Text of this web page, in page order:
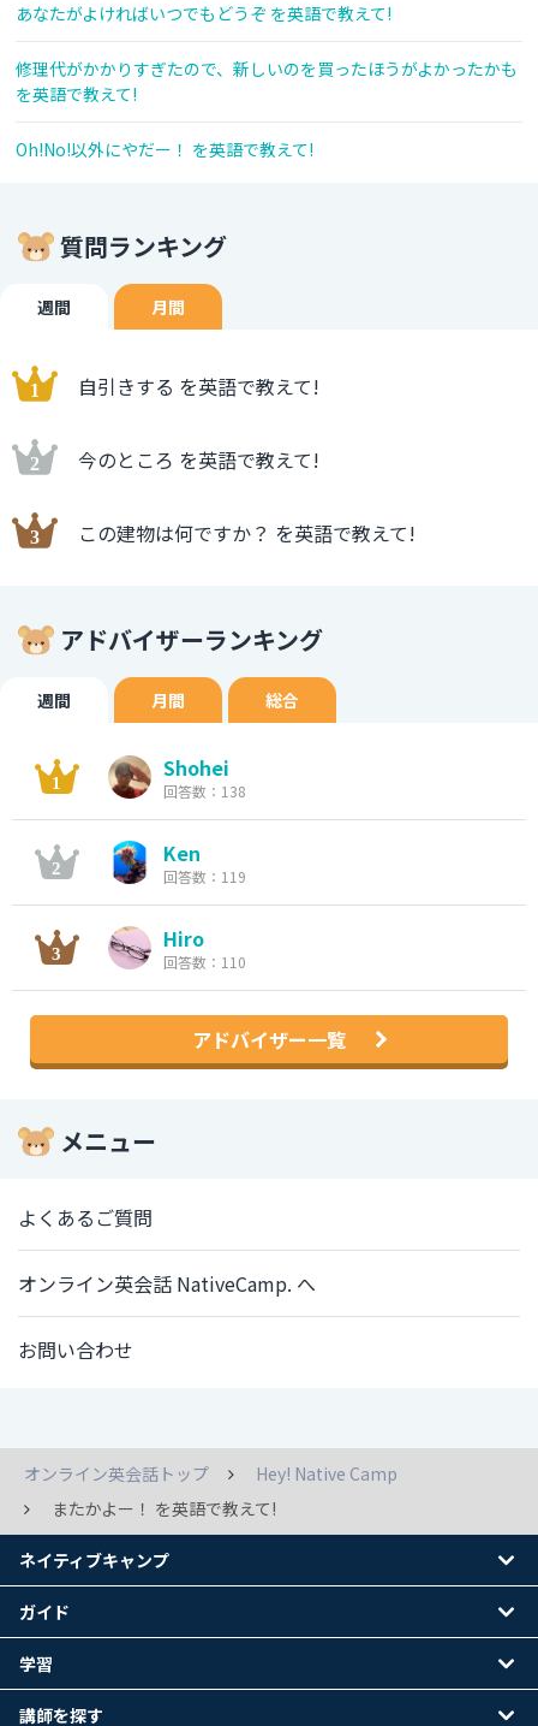
あなたがよければいつでもどうぞ を英語で教えて!
修理代がかかりすぎたので、新しいのを買ったほうがよかったかも
を英語で教えて!
Oh!No!以外にやだー！ を英語で教えて!
質問ランキング
週間 月間
自引きする を英語で教えて!
今のところ を英語で教えて!
この建物は何ですか？ を英語で教えて!
アドバイザーランキング
週間 月間 総合
Shohei
回答数：138
Ken
回答数：119
Hiro
回答数：110
アドバイザー一覧
メニュー
よくあるご質問
オンライン英会話 NativeCamp. へ
お問い合わせ
オンライン英会話トップ
Hey! Native Camp
またかよー！ を英語で教えて!
ネイティブキャンプ
ガイド
学習
講師を探す